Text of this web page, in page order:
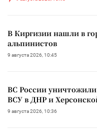
В Киргизии нашли в
альпинистов
9 августа 2026, 10:45
ВС России
ВСУ в ДНР и
9 августа 2026, 10:36